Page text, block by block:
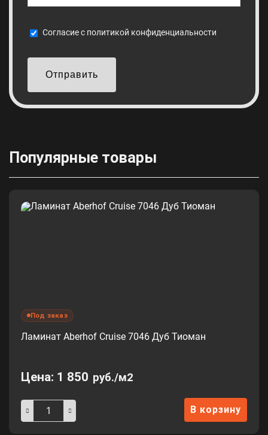
Cогласие с политикой конфиденциальности
Отправить
Популярные товары
Под заказ
Ламинат Aberhof Cruise 7046 Дуб Тиоман
Цена: 1 850 руб./м2
В корзину